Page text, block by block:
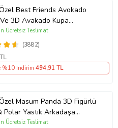
Best Friends Avokado
3D Avakado Kupa
Hediye
(3882)
Ücretsiz Teslimat
%10 İndirim 494,91 TL
Masum Panda 3D Figürlü
Polar Yastık Arkadaşa
Ücretsiz Teslimat